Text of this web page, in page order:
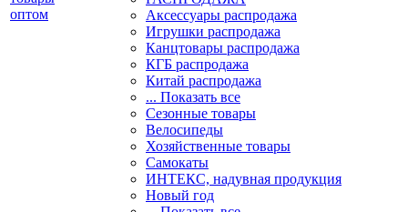
Аксессуары распродажа
Игрушки распродажа
Канцтовары распродажа
КГБ распродажа
Китай распродажа
... Показать все
Сезонные товары
Велосипеды
Хозяйственные товары
Самокаты
ИНТЕКС, надувная продукция
Новый год